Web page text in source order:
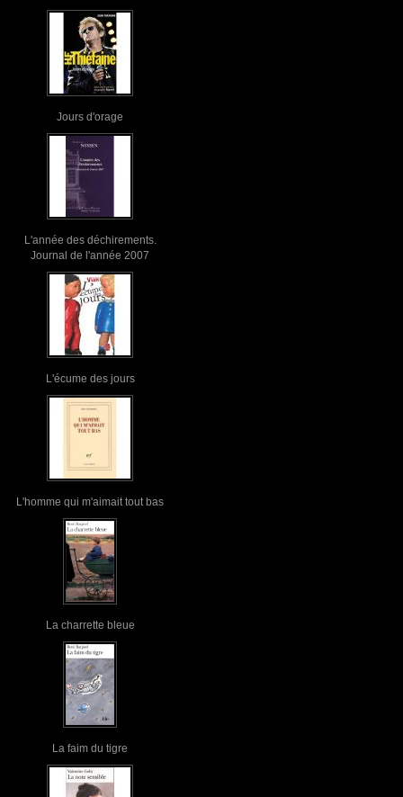
Jours d'orage
L'année des déchirements.
Journal de l'année 2007
L'écume des jours
L'homme qui m'aimait tout bas
La charrette bleue
La faim du tigre